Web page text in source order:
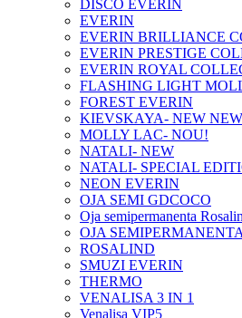
DISCO EVERIN
EVERIN
EVERIN BRILLIANCE
EVERIN PRESTIGE
EVERIN ROYAL
FLASHING LIGHT
FOREST EVERIN
KIEVSKAYA- NEW NEW
MOLLY LAC- NOU!
NATALI- NEW
NATALI- SPECIAL
NEON EVERIN
OJA SEMI GDCOCO
Oja semipermanenta
OJA
ROSALIND
SMUZI EVERIN
THERMO
VENALISA 3 IN 1
Venalisa VIP5